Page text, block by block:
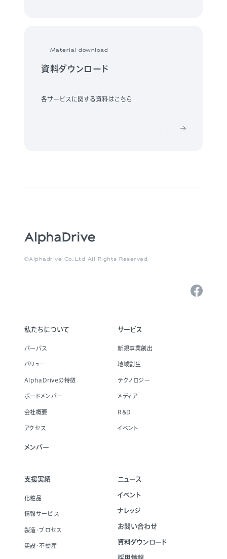
Material download
資料ダウンロード
各サービスに関する資料はこちら
©Alphadrive Co.,Ltd All Rights Reserved.
私たちについて
パーパス
バリュー
AlphaDriveの特徴
ボードメンバー
会社概要
アクセス
メンバー
サービス
新規事業創出
地域創生
テクノロジー
メディア
R&D
イベント
支援実績
化粧品
情報サービス
製造・プロセス
建設・不動産
ニュース
イベント
ナレッジ
お問い合わせ
資料ダウンロード